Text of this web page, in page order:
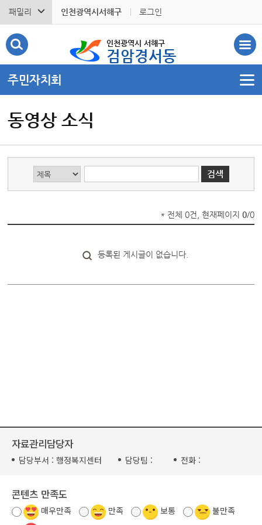
패밀리 인천광역시서해구 로그인
인천광역시 서해구
검암경서동
주민자치회
동영상 소식
* 전체 0건, 현재페이지 0/0
등록된 게시글이 없습니다.
자료관리담당자
담당부서 : 행정복지센터 담당팀 : 전화 :
콘텐츠 만족도
매우만족 만족 보통
불만족